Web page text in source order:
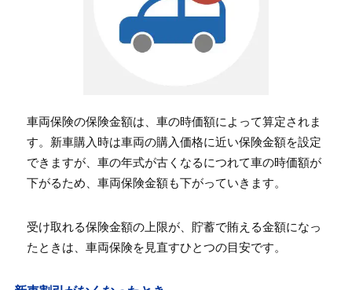
車両保険の保険金額は、車の時価額によって算定されま
す。新車購入時は車両の購入価格に近い保険金額を設定
できますが、車の年式が古くなるにつれて車の時価額が
下がるため、車両保険金額も下がっていきます。
受け取れる保険金額の上限が、貯蓄で賄える金額になっ
たときは、車両保険を見直すひとつの目安です。